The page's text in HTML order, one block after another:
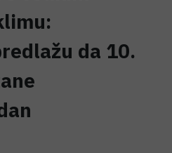
da 10.